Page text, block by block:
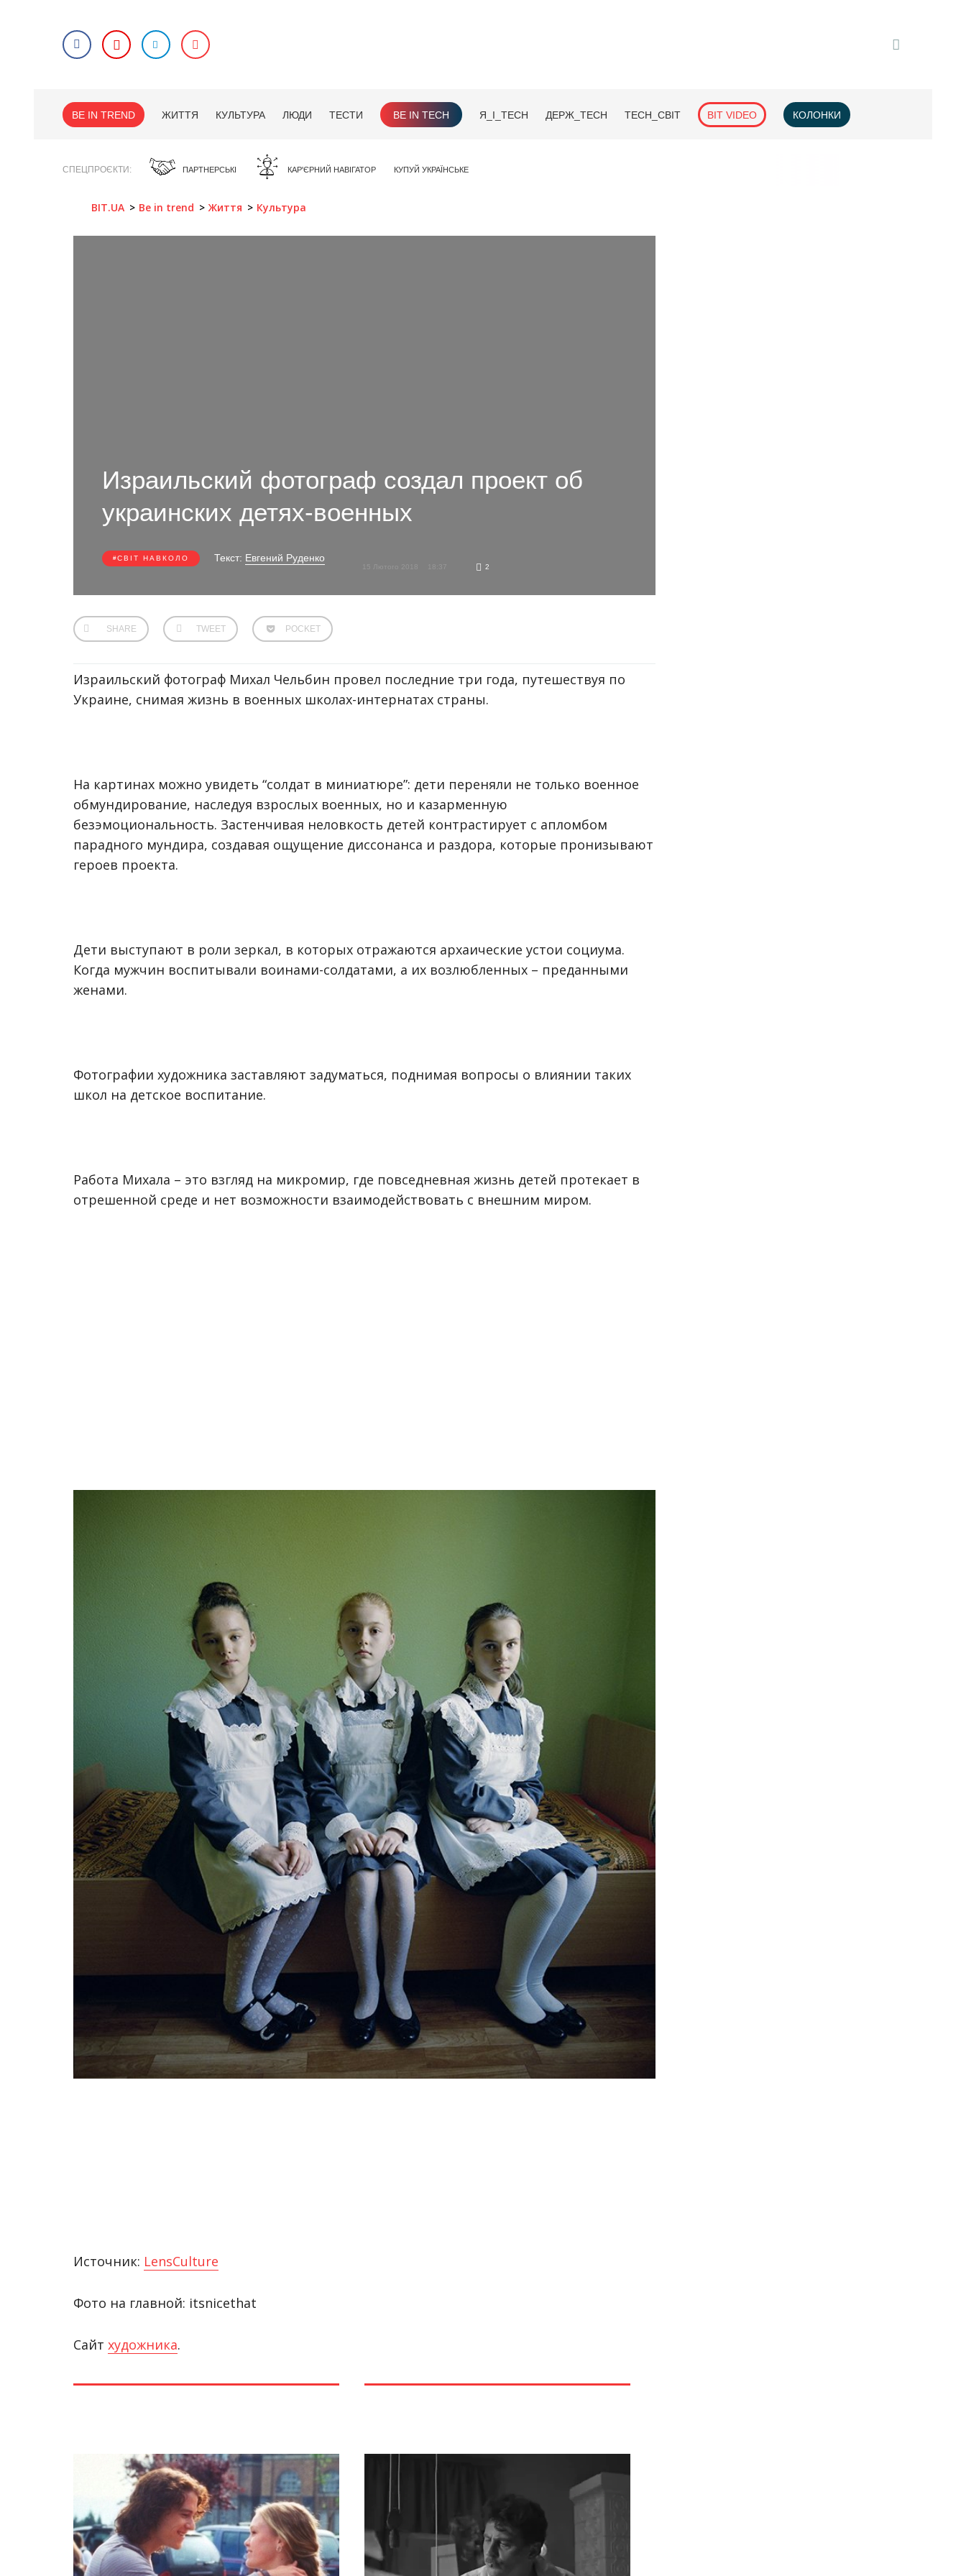
BE IN TREND ЖИТТЯ КУЛЬТУРА ЛЮДИ ТЕСТИ BE IN TECH Я_І_TECH ДЕРЖ_TECH TECH_СВІТ BIT VIDEO КОЛОНКИ
СПЕЦПРОЄКТИ ПАРТНЕРСЬКІ КАР'ЄРНИЙ НАВІГАТОР КУПУЙ УКРАЇНСЬКЕ
BIT.UA Be in trend Життя Культура
Израильский фотограф создал проект об
украинских детях-военных
СВІТ НАВКОЛО Текст: Евгений Руденко
15 Лютого 2018 18:37 2
SHARE TWEET POCKET
Израильский фотограф Михал Чельбин провел последние три года, путешествуя по
Украине, снимая жизнь в военных школах-интернатах страны.
На картинах можно увидеть “солдат в миниатюре”: дети переняли не только военное
обмундирование, наследуя взрослых военных, но и казарменную
безэмоциональность. Застенчивая неловкость детей контрастирует с апломбом
парадного мундира, создавая ощущение диссонанса и раздора, которые пронизывают
героев проекта.
Дети выступают в роли зеркал, в которых отражаются архаические устои социума.
Когда мужчин воспитывали воинами-солдатами, а их возлюбленных – преданными
женами.
Фотографии художника заставляют задуматься, поднимая вопросы о влиянии таких
школ на детское воспитание.
Работа Михала – это взгляд на микромир, где повседневная жизнь детей протекает в
отрешенной среде и нет возможности взаимодействовать с внешним миром.
Источник: LensCulture
Фото на главной: itsnicethat
Cайт художника.